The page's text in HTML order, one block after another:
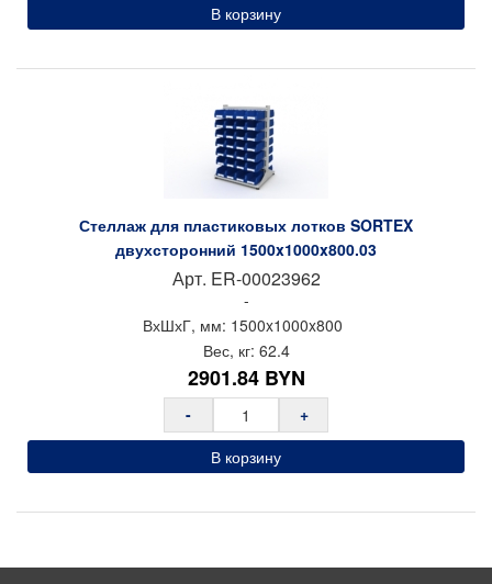
В корзину
Стеллаж для пластиковых лотков SORTEX
двухсторонний 1500x1000x800.03
Арт. ER-00023962
-
ВхШхГ, мм: 1500x1000x800
Вес, кг: 62.4
2901.84 BYN
-
+
В корзину